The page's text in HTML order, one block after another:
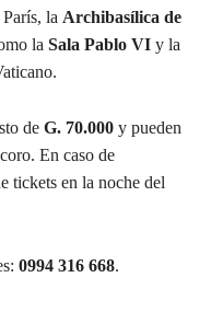
París, la Archibasílica de
la Sala Pablo VI y la
de G. 70.000 y pueden
En caso de
tickets en la noche del
0994 316 668.